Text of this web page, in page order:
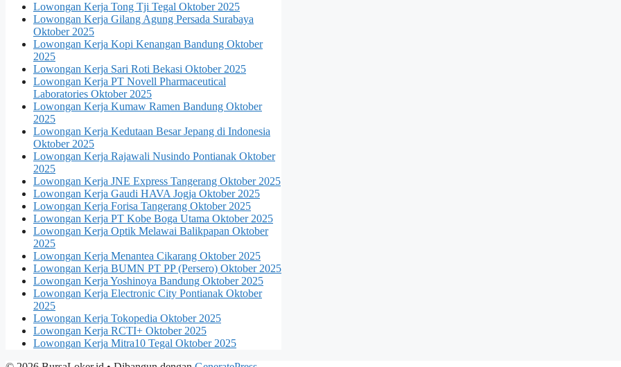
Lowongan Kerja Tong Tji Tegal Oktober 2025
Lowongan Kerja Gilang Agung Persada Surabaya
Oktober 2025
Lowongan Kerja Kopi Kenangan Bandung Oktober
2025
Lowongan Kerja Sari Roti Bekasi Oktober 2025
Lowongan Kerja PT Novell Pharmaceutical
Laboratories Oktober 2025
Lowongan Kerja Kumaw Ramen Bandung Oktober
2025
Lowongan Kerja Kedutaan Besar Jepang di Indonesia
Oktober 2025
Lowongan Kerja Rajawali Nusindo Pontianak Oktober
2025
Lowongan Kerja JNE Express Tangerang Oktober 2025
Lowongan Kerja Gaudi HAVA Jogja Oktober 2025
Lowongan Kerja Forisa Tangerang Oktober 2025
Lowongan Kerja PT Kobe Boga Utama Oktober 2025
Lowongan Kerja Optik Melawai Balikpapan Oktober
2025
Lowongan Kerja Menantea Cikarang Oktober 2025
Lowongan Kerja BUMN PT PP (Persero) Oktober 2025
Lowongan Kerja Yoshinoya Bandung Oktober 2025
Lowongan Kerja Electronic City Pontianak Oktober
2025
Lowongan Kerja Tokopedia Oktober 2025
Lowongan Kerja RCTI+ Oktober 2025
Lowongan Kerja Mitra10 Tegal Oktober 2025